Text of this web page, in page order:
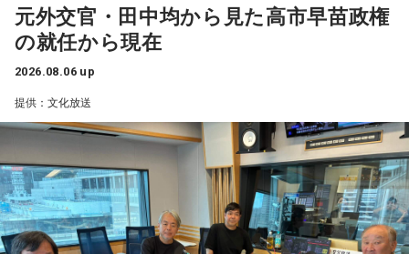
10/12(月・祝) 出演
ao / 青木陽菜 / ELEVEN OCEAN / インタールード / V;error /
汐れいら / aint lindy / Esteban / Ettone / ENEMY FLECK /
えんぷてい / o_all / All I Clacks / OSHIKIKEIGO / OddRe: / お
風呂と街灯 / カドマチ / 上川周平とじゃがいもフィルハーモ
ニー / かわにしなつき / きのぽっぽ / cupid tem / ぎゅる子 /
Guiano / Ku:ui / kurage / クレイジーウォウウォ!! / Groggy-
Froggy / #KTCHAN / KEPURA / 声にならないよ / Cosmic
Mauve / こたに / THE・ステレオギャング / 最強マンボウ修
羅ぼうや / サウルス / Sakurashimeji / THE CLOCKWISE / 笹
います。大学進学ではなくプロの道を志した理由を、教えて
いただけますか？ また、高校時代に学んだことでプロの世
界でも役立っていることがあれば教えてください。
プロ野球という最高峰の環境でプレーしたかったので、高卒
でのプロを目指して入学しました。
川和高校野球部監督の平野先生に週一回コメントを貰ってい
た野球ノートは今でも毎日記入して日々の練習の質の向上に
役立っています。
13．入団テストでは1球ごとに『今の球はどうでしたか？』
重だったので「太」を組み合わせました
3．プロに入ってからの初任給は何に使いましたか？
野球のベルト
4．コンビニで必ず買うものは？
サラダチキン
5．座右の銘
努力
元外交官・田中均から見た高市早苗政権
の就任から現在
2026.08.06 up
提供：文化放送